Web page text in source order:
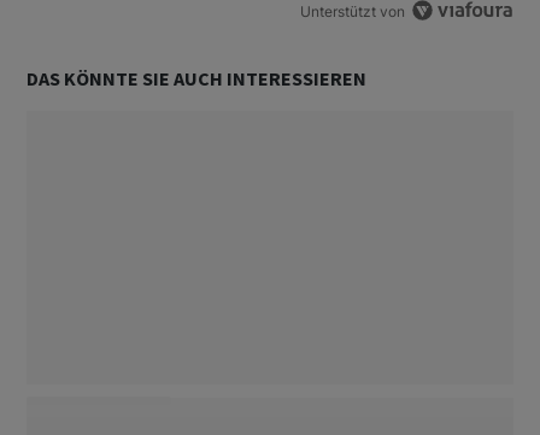
Unterstützt von
DAS KÖNNTE SIE AUCH INTERESSIEREN